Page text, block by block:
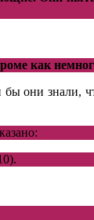
как
бы они